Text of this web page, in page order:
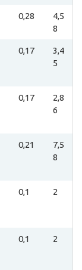
0,28
4,5
8
0,17
3,4
5
0,17
2,8
6
0,21
7,5
8
0,1 2
0,1 2